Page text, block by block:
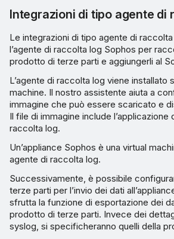
Integrazioni di tipo agente di
Le integrazioni di tipo agente di
l’agente di raccolta log Sophos per
prodotto di terze parti e aggiungerli al
L’agente di raccolta log viene installato
machine. Il nostro assistente aiuta a
immagine che può essere scaricato e
Il file di immagine include l’applicazione
raccolta log.
Un’appliance Sophos è una virtual
agente di raccolta log.
Successivamente, è possibile
terze parti per l’invio dei dati
sfrutta la funzione di esportazione dei
prodotto di terze parti. Invece dei
syslog, si specificheranno quelli della